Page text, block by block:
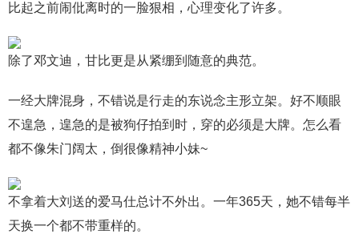
比起之前闹仳离时的一脸狠相，心理变化了许多。
除了邓文迪，甘比更是从紧绷到随意的典范。
一经大牌混身，不错说是行走的东说念主形立架。好不顺眼
不遑急，遑急的是被狗仔拍到时，穿的必须是大牌。怎么看
都不像朱门阔太，倒很像精神小妹~
不拿着大刘送的爱马仕总计不外出。一年365天，她不错每半
天换一个都不带重样的。